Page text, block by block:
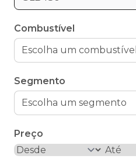
Combustível
Segmento
Preço